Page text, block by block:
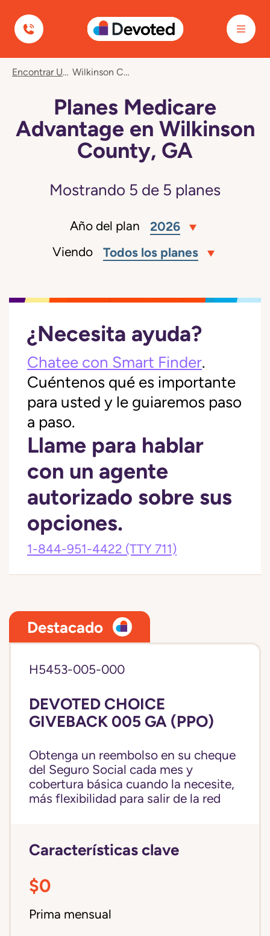
Devoted Health
Encontrar Un Plan Wilkinson County, GA
Planes Medicare
Advantage en Wilkinson
County, GA
Mostrando 5 de 5 planes
Año del plan 2026
Viendo Todos los planes
¿Necesita ayuda?
Chatee con Smart Finder.
Cuéntenos qué es importante
para usted y le guiaremos paso
a paso.
Llame para hablar
con un agente
autorizado sobre sus
opciones.
1-844-951-4422 (TTY 711)
Destacado
H5453-005-000
DEVOTED CHOICE
GIVEBACK 005 GA (PPO)
Obtenga un reembolso en su cheque
del Seguro Social cada mes y
cobertura básica cuando la necesite,
más flexibilidad para salir de la red
Características clave
$0
Prima mensual